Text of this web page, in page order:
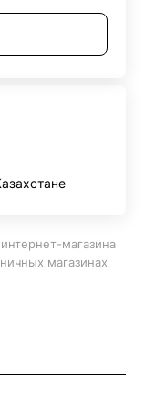
магазина
магазинах